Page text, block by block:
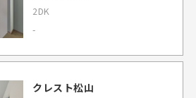
2DK
-
クレスト松山